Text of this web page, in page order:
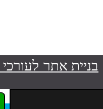
בניית אתר לעורכי